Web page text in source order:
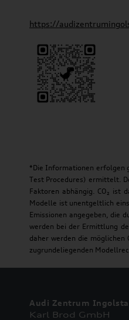
https://
*Die Informationen erfolgen
Test Procedures) ermittelt.
Faktoren abhängig. CO₂ ist
Modelle ist unentgeltlich
Emissionen angegeben, die
werden bei der Ermittlung
daher werden die möglichen
zugrundeliegenden
Audi Zentrum
Karl Brod GmbH